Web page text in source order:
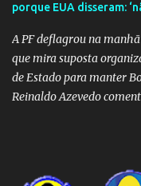
porque EUA disseram:
A PF deflagrou na
que mira suposta
de Estado para manter
Reinaldo Azevedo